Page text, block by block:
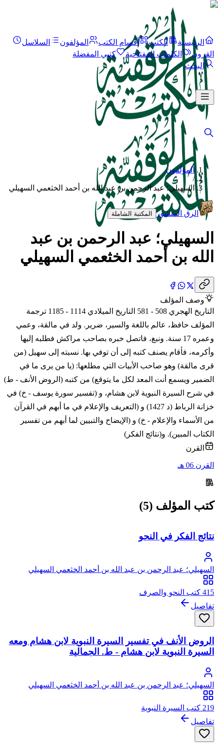
الرئيسية الكتب أقسام الكتب المؤلفون
السلاسل
القرون
الكلمات المفتاحية
كتبي المفضلة
البحث
المؤلفون
/
السهيلي؛ عبد الرحمن بن عبد الله بن أحمد الخثعمي السهيلي
الرق المنشور المكتبة الشاملة
السهيلي؛ عبد الرحمن بن عبد
الله بن أحمد الخثعمي السهيلي
وصف المؤلف
التاريخ الهجري 508 - 581 التاريخ الميلادي 1114 - 1185 ترجمة
المؤلف حافظ، عالم باللغة والسير، ضرير. ولد في مالقة، وعمي
وعمره 17 سنة. ونبغ، فاتصل خبره بصاحب مراكش فطلبه إليها
وأكرمه، فأقام يصنف كتبه إلى أن توفي بها. نسبته إلى سهيل (من
قرى مالقة) وهو صاحب الأبيات التي مطلعها: (يا من يرى ما في
الضمير ويسمع أنت المعد لكل ما يتوقع) من كتبه (الروض الأنف - ط)
في شرح السيرة النبوية لابن هشام، و (تفسير سورة يوسف - خ) في
خزانة الرباط (د 1427) و (التعريف والإعلام في ما أبهم في القرآن
من الأسماء والإعلام - خ) و (الإيضاح والتبيين لما أبهم من تفسير
الكتاب المبين). و(نتائج الفكر)
القرن
القرن 06 هـ
كتب المؤلف (5)
نتائج الفكر في النحو
السهيلي؛ عبد الرحمن بن عبد الله بن أحمد الخثعمي السهيلي
415 كتب النحو والصرف
تفاصيل
الروض الأنف في تفسير السيرة النبوية لابن هشام ومعه
السيرة النبوية لابن هشام - ط. الجمالية
السهيلي؛ عبد الرحمن بن عبد الله بن أحمد الخثعمي السهيلي
219 كتب السيرة النبوية
تفاصيل